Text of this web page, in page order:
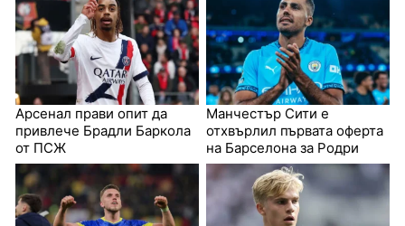
Арсенал прави опит да
привлече Брадли Баркола
от ПСЖ
Манчестър Сити е
отхвърлил първата оферта
на Барселона за Родри